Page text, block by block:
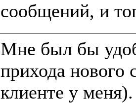
Мне был бы
прихода нового
клиенте у